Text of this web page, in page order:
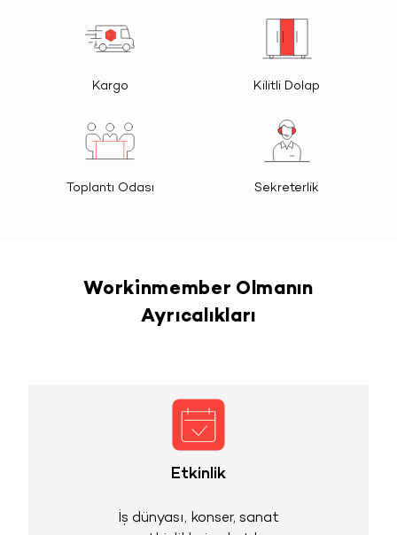
Kargo Kilitli Dolap
Toplantı Odası Sekreterlik
Workinmember Olmanın
Ayrıcalıkları
Etkinlik
İş dünyası, konser, sanat